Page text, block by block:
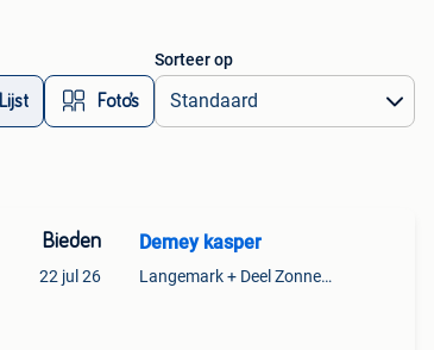
Lijst Foto’s
Sorteer op
Bieden
22 jul 26
Demey kasper
Langemark + Deel Zonnebeke